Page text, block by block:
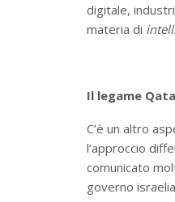
digitale,
materia di
Il legame
C’è un altro
l’approccio
comunicato
governo